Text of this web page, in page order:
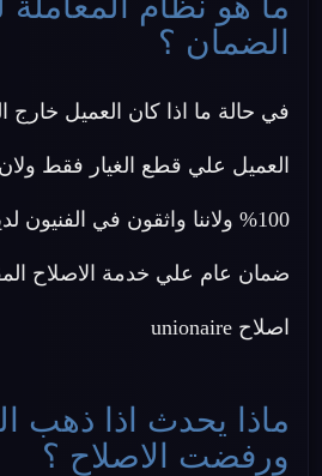
الضمان ؟
في حالة ما اذا كان العميل خارج
العميل علي قطع الغيار فقط
100% ولاننا واثقون في الفنيون
ضمان عام علي خدمة الاصلاح
اصلاح unionaire
ماذا يحدث اذا ذهب
ورفضت الاصلاح ؟